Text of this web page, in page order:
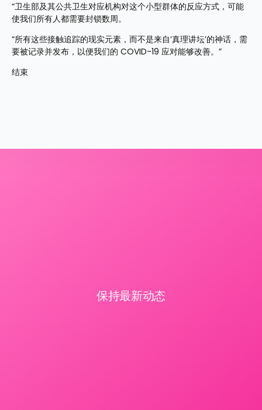
“卫生部及其公共卫生对应机构对这个小型群体的反应方式，可能
使我们所有人都需要封锁数周。
“所有这些接触追踪的现实元素，而不是来自‘真理讲坛’的神话，需
要被记录并发布，以便我们的 COVID-19 应对能够改善。”
结束
保持最新动态